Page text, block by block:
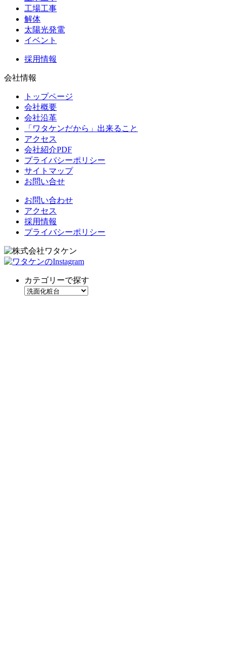
工場工事
解体
太陽光発電
イベント
採用情報
会社情報
トップページ
会社概要
会社沿革
「ワタケンだから」出来ること
アクセス
会社紹介PDF
プライバシーポリシー
サイトマップ
お問い合せ
お問い合わせ
アクセス
採用情報
プライバシーポリシー
カテゴリーで探す